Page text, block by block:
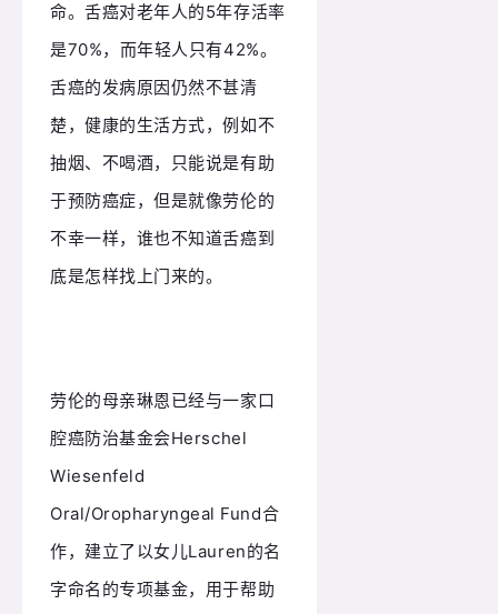
命。舌癌对老年人的5年存活率
是70%，而年轻人只有42%。
舌癌的发病原因仍然不甚清
楚，健康的生活方式，例如不
抽烟、不喝酒，只能说是有助
于预防癌症，但是就像劳伦的
不幸一样，谁也不知道舌癌到
底是怎样找上门来的。
劳伦的母亲琳恩已经与一家口
腔癌防治基金会Herschel
Wiesenfeld
Oral/Oropharyngeal Fund合
作，建立了以女儿Lauren的名
字命名的专项基金，用于帮助